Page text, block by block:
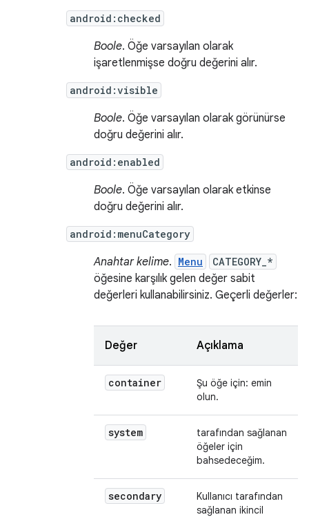
android:checked
Boole. Öğe varsayılan olarak
işaretlenmişse doğru değerini alır.
android:visible
Boole. Öğe varsayılan olarak görünürse
doğru değerini alır.
android:enabled
Boole. Öğe varsayılan olarak etkinse
doğru değerini alır.
android:menuCategory
Anahtar kelime. Menu CATEGORY_*
öğesine karşılık gelen değer sabit
değerleri kullanabilirsiniz. Geçerli değerler:
Değer Açıklama
container
Şu öğe için: emin
olun.
system
tarafından sağlanan
öğeler için
bahsedeceğim.
secondary
Kullanıcı tarafından
sağlanan ikincil